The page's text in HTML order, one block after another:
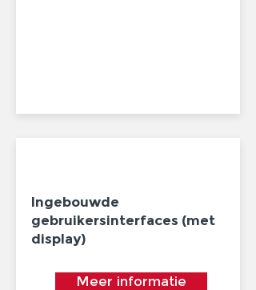
Ingebouwde
gebruikersinterfaces (met
display)
Meer informatie